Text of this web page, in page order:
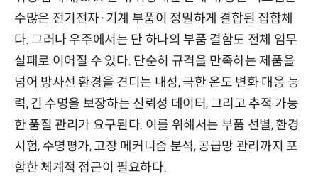
수많은 전기전자·기계 부품이 정밀하게 결합된 집합체
다. 그러나 우주에서는 단 하나의 부품 결함도 전체 임무
실패로 이어질 수 있다. 단순히 규격을 만족하는 제품을
넘어 방사선 환경을 견디는 내성, 극한 온도 변화 대응 능
력, 긴 수명을 보장하는 신뢰성 데이터, 그리고 추적 가능
한 품질 관리가 요구된다. 이를 위해서는 부품 선별, 환경
시험, 수명평가, 고장 메커니즘 분석, 공급망 관리까지 포
함한 체계적 접근이 필요하다.